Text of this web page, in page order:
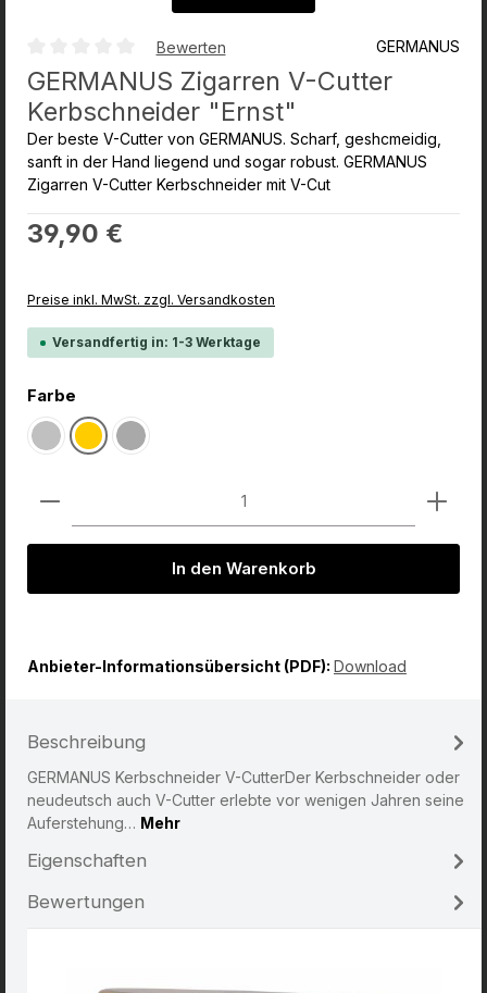
Durchschnittliche Bewertung von 0 von 5 Sternen
Bewerten GERMANUS
GERMANUS Zigarren V-Cutter
Kerbschneider "Ernst"
Der beste V-Cutter von GERMANUS. Scharf, geshcmeidig,
sanft in der Hand liegend und sogar robust. GERMANUS
Zigarren V-Cutter Kerbschneider mit V-Cut
Regulärer Preis:
39,90 €
Preise inkl. MwSt. zzgl. Versandkosten
Versandfertig in: 1-3 Werktage
Farbe
SilberGold Dunkles Silber
Produkt Anzahl: Gib den gewünschten Wert ein
In den Warenkorb
Anbieter-Informationsübersicht (PDF): Download
Beschreibung
GERMANUS Kerbschneider V-CutterDer Kerbschneider oder
neudeutsch auch V-Cutter erlebte vor wenigen Jahren seine
Auferstehung… Mehr
Eigenschaften
Bewertungen